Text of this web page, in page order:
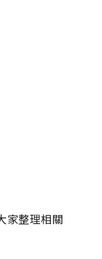
家整理相關